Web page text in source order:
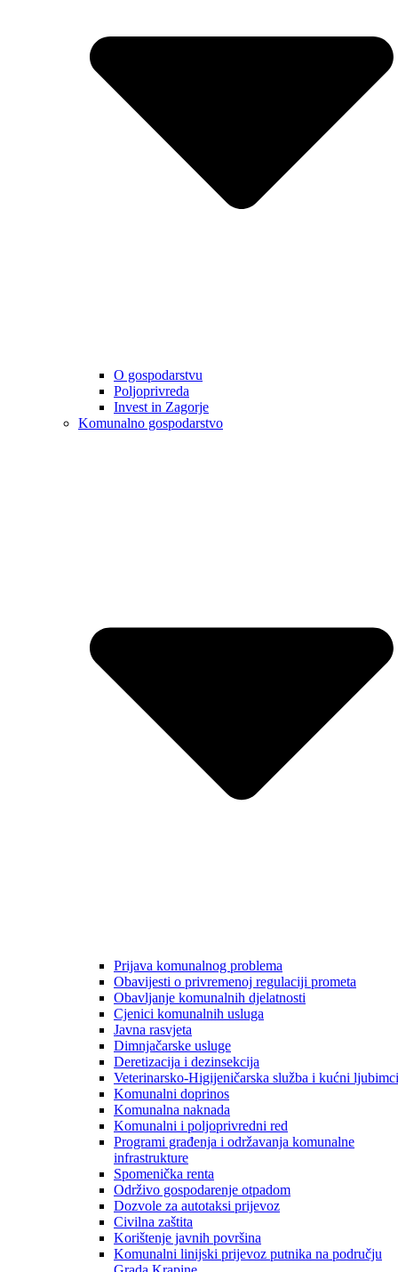
O gospodarstvu
Poljoprivreda
Invest in Zagorje
Komunalno gospodarstvo
Prijava komunalnog problema
Obavijesti o privremenoj regulaciji prometa
Obavljanje komunalnih djelatnosti
Cjenici komunalnih usluga
Javna rasvjeta
Dimnjačarske usluge
Deretizacija i dezinsekcija
Veterinarsko-Higijeničarska služba i kućni ljubimci
Komunalni doprinos
Komunalna naknada
Komunalni i poljoprivredni red
Programi građenja i održavanja komunalne
infrastrukture
Spomenička renta
Održivo gospodarenje otpadom
Dozvole za autotaksi prijevoz
Civilna zaštita
Korištenje javnih površina
Komunalni linijski prijevoz putnika na području